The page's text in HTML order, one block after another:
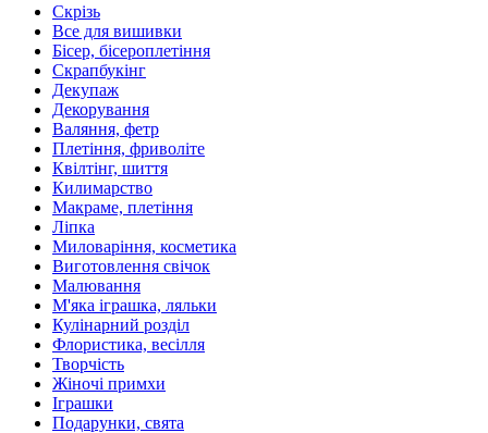
Скрізь
Все для вишивки
Бісер, бісероплетіння
Скрапбукінг
Декупаж
Декорування
Валяння, фетр
Плетіння, фриволіте
Квілтінг, шиття
Килимарство
Макраме, плетіння
Ліпка
Миловаріння, косметика
Виготовлення свічок
Малювання
М'яка іграшка, ляльки
Кулінарний розділ
Флористика, весілля
Творчість
Жіночі примхи
Іграшки
Подарунки, свята